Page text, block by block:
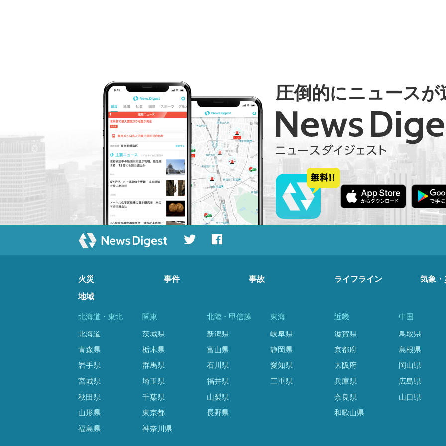
圧倒的にニュースが
火災 事件 事故 ライフライン 気象・
地域
北海道・東北
北海道
青森県
岩手県
宮城県
秋田県
山形県
福島県
関東
茨城県
栃木県
群馬県
埼玉県
千葉県
東京都
神奈川県
北陸・甲信越
新潟県
富山県
石川県
福井県
山梨県
長野県
東海
岐阜県
静岡県
愛知県
三重県
近畿
滋賀県
京都府
大阪府
兵庫県
奈良県
和歌山県
中国
鳥取県
島根県
岡山県
広島県
山口県